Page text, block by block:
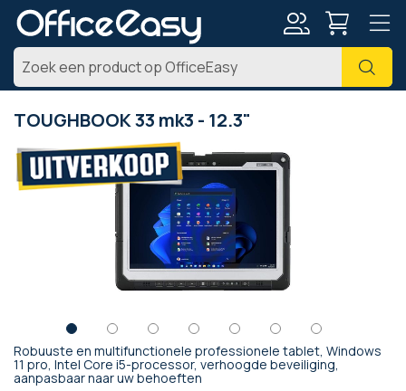
Zoek
TOUGHBOOK 33 mk3 - 12.3"
Robuuste en multifunctionele professionele tablet, Windows
11 pro, Intel Core i5-processor, verhoogde beveiliging,
aanpasbaar naar uw behoeften
naar
het
einde
Ga
naar